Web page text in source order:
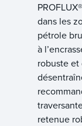
dans les
pétrole
à
robuste et
retenue